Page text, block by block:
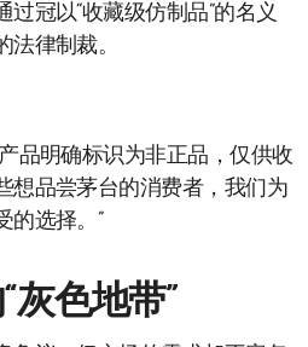
冠以“收藏级仿制品”的名义
律制裁。
品明确标识为非正品，仅供收
想品尝茅台的消费者，我们为
的选择。”
灰色地带”